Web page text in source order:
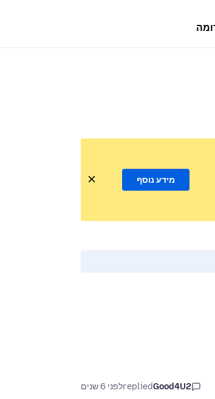
מידע נוסף
Good4U2
repliedלפני 6 שנים